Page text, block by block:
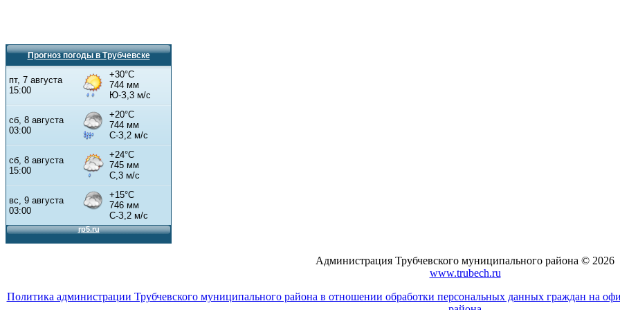
Прогноз погоды в Трубчевске
Администрация Трубчевского муниципального района © 2026
www.trubech.ru
Политика администрации Трубчевского муниципального района в отношении обработки персональных данных граждан на